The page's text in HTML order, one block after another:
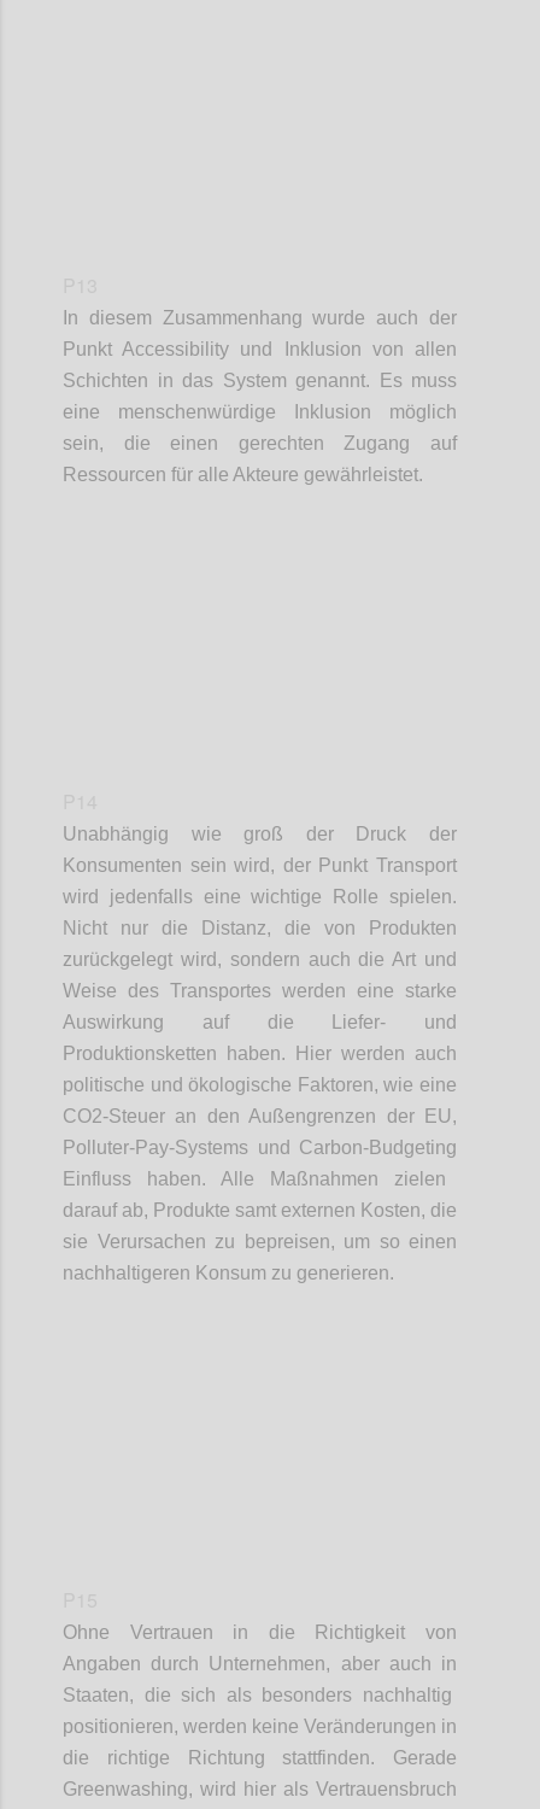
In diesem Zusammenhang wurde auch der
PunktAccessibility und Inklusion von allen
Schichten in das System genannt. Es muss
eine menschenwürdige Inklusion möglich
sein, d ie einen gerechten Zugang auf
Ressourcen für alle Akteure gewährleistet.
Unabhängig wie groß der Druck der
Konsumenten sein wird , der Punkt Transport
wird jedenfalls eine wichtige Rolle spielen.
Nicht nur die Distanz, die von Produkten
zurückgelegt wird, sondern auch die Art und
Weise des Transportes werden eine starke
Auswirkung auf die Liefer- und
Produktionsketten haben. Hier werden auch
politische und ökologische Faktoren, wie eine
CO2-Steuer an den Außengrenzen der EU,
Polluter-Pay-Systems und Carbon-Budgeting
Einfluss
haben. Alle Maßnahmen zielen
daraufab, Produkte samt externen Kosten, die
sie Verursachen zu
bepreisen, um so einen
nachhaltigeren Konsum zu generieren.
Ohne Vertrauen in die Richtigkeit von
Angaben durch Unternehmen, aber auch in
Staaten, die sich als besonders nachhaltig
positionieren, werden keine Veränderungen in
die richtige Richtung stattfinden. Gerade
Greenwashing, wird hier als Vertrauensbruch